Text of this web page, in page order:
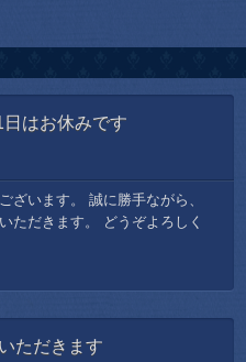
はお休みです
ざいます。 誠に勝手ながら、
ただきます。 どうぞよろしく
ただきます